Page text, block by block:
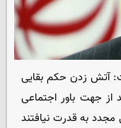
آتش زدن حکم بقایی
جهت باور اجتماعی
مجدد به قدرت نیافتند